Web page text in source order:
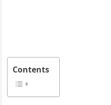
Contents